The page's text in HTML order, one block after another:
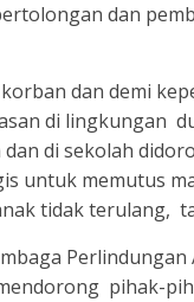
dan
dan demi
di lingkungan
di sekolah
untuk memutus
tidak terulang,
Perlindungan
pihak-